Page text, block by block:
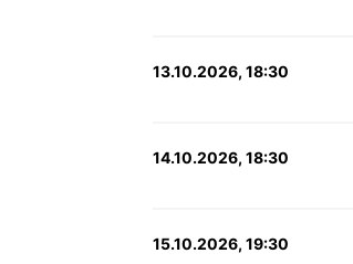
13.10.2026, 18:30
14.10.2026, 18:30
15.10.2026, 19:30